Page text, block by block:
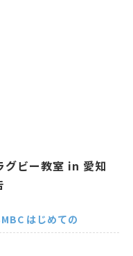
ビー教室 in 愛知
はじめての